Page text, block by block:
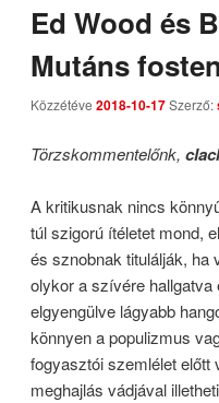
Ed Wood és
Mutáns
Közzétéve 2018-10-17Szerző:
Törzskommentelőnk,
A kritikusnak nincs
túl szigorú ítéletet mond,
és sznobnak titulálják, ha
olykor a szívére hallgatva
elgyengülve lágyabb
könnyen a populizmus
fogyasztói szemlélet előtt
meghajlás vádjával